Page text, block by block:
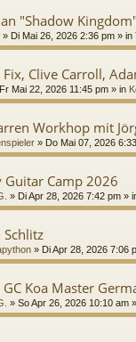
"Shadow
» Di Mai 26, 2026 2:36 pm » in
Clive Carroll,
Fr Mai 22, 2026 11:45 pm » in
Workhop mit
» Do Mai 07, 2026
Guitar Camp 2026
» Di Apr 28, 2026 7:42 pm »
Schlitz
» Di Apr 28, 2026 7:06
Koa Master
»So Apr 26, 2026 10:10 am